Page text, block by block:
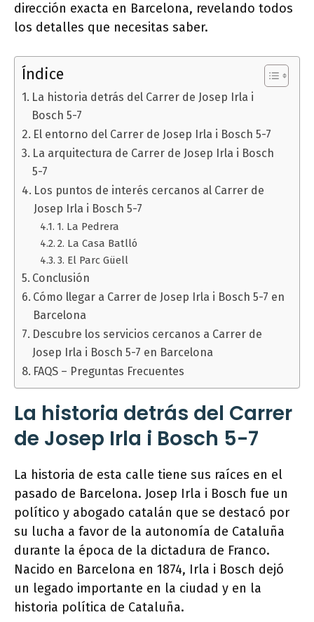
dirección exacta en Barcelona, revelando todos
los detalles que necesitas saber.
Índice
La historia detrás del Carrer de Josep Irla i
Bosch 5-7
El entorno del Carrer de Josep Irla i Bosch 5-7
La arquitectura de Carrer de Josep Irla i Bosch
5-7
Los puntos de interés cercanos al Carrer de
Josep Irla i Bosch 5-7
1. La Pedrera
2. La Casa Batlló
3. El Parc Güell
Conclusión
Cómo llegar a Carrer de Josep Irla i Bosch 5-7 en
Barcelona
Descubre los servicios cercanos a Carrer de
Josep Irla i Bosch 5-7 en Barcelona
FAQS – Preguntas Frecuentes
La historia detrás del Carrer
de Josep Irla i Bosch 5-7
La historia de esta calle tiene sus raíces en el
pasado de Barcelona. Josep Irla i Bosch fue un
político y abogado catalán que se destacó por
su lucha a favor de la autonomía de Cataluña
durante la época de la dictadura de Franco.
Nacido en Barcelona en 1874, Irla i Bosch dejó
un legado importante en la ciudad y en la
historia política de Cataluña.